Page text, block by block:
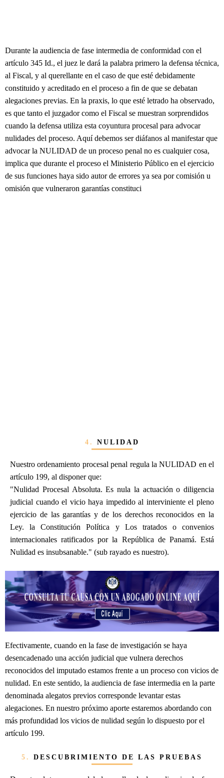
Durante la audiencia de fase intermedia de conformidad con el
artículo 345 Id., el juez le dará la palabra primero la defensa técnica,
al Fiscal, y al querellante en el caso de que esté debidamente
constituido y acreditado en el proceso a fin de que se debatan
alegaciones previas. En la praxis, lo que esté letrado ha observado,
es que tanto el juzgador como el Fiscal se muestran sorprendidos
cuando la defensa utiliza esta coyuntura procesal para advocar
nulidades del proceso. Aquí debemos ser diáfanos al manifestar que
advocar la NULIDAD de un proceso penal no es cualquier cosa,
implica que durante el proceso el Ministerio Público en el ejercicio
de sus funciones haya sido autor de errores ya sea por comisión u
omisión que vulneraron garantías constituci
4. NULIDAD
Nuestro ordenamiento procesal penal regula la NULIDAD en el
artículo 199, al disponer que:
"Nulidad Procesal Absoluta. Es nula la actuación o diligencia
judicial cuando el vicio haya impedido al interviniente el pleno
ejercicio de las garantías y de los derechos reconocidos en la
Ley. la Constitución Política y Los tratados o convenios
internacionales ratificados por la República de Panamá. Está
Nulidad es insubsanable." (sub rayado es nuestro).
Efectivamente, cuando en la fase de investigación se haya
desencadenado una acción judicial que vulnera derechos
reconocidos del imputado estamos frente a un proceso con vicios de
nulidad. En este sentido, la audiencia de fase intermedia en la parte
denominada alegatos previos corresponde levantar estas
alegaciones. En nuestro próximo aporte estaremos abordando con
más profundidad los vicios de nulidad según lo dispuesto por el
artículo 199.
5. DESCUBRIMIENTO DE LAS PRUEBAS